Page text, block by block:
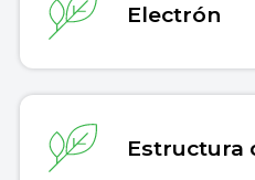
Electrón
Estructura